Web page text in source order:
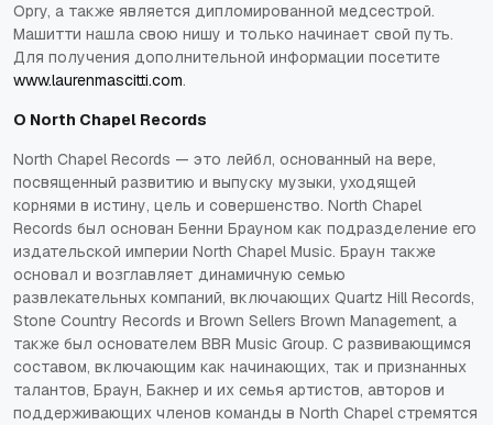
Opry, а также является дипломированной медсестрой.
Машитти нашла свою нишу и только начинает свой путь.
Для получения дополнительной информации посетите
www.laurenmascitti.com.
О North Chapel Records
North Chapel Records — это лейбл, основанный на вере,
посвященный развитию и выпуску музыки, уходящей
корнями в истину, цель и совершенство. North Chapel
Records был основан Бенни Брауном как подразделение его
издательской империи North Chapel Music. Браун также
основал и возглавляет динамичную семью
развлекательных компаний, включающих Quartz Hill Records,
Stone Country Records и Brown Sellers Brown Management, а
также был основателем BBR Music Group. С развивающимся
составом, включающим как начинающих, так и признанных
талантов, Браун, Бакнер и их семья артистов, авторов и
поддерживающих членов команды в North Chapel стремятся